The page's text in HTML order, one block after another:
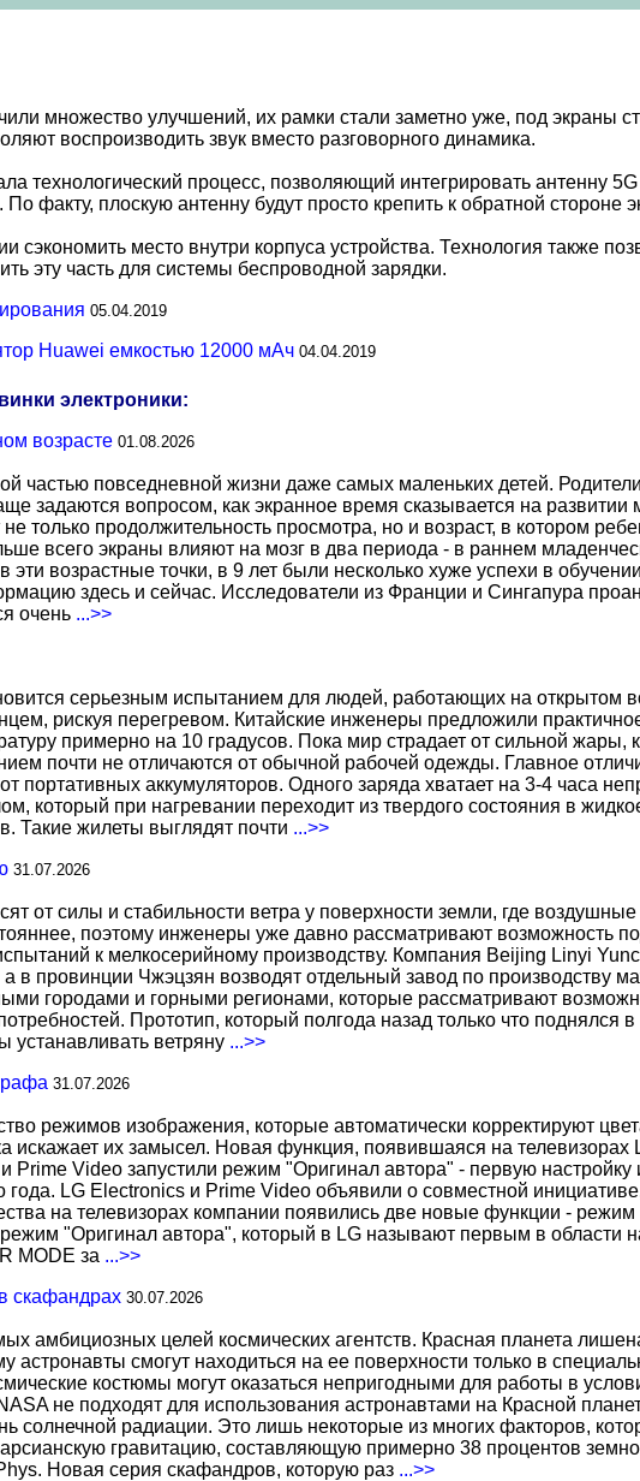
множество улучшений, их рамки стали заметно уже, под экраны
воспроизводить звук вместо разговорного динамика.
технологический процесс, позволяющий интегрировать антенну
факту, плоскую антенну будут просто крепить к обратной стороне
место внутри корпуса устройства. Технология также
эту часть для системы беспроводной зарядки.
05.04.2019
Huawei емкостью 12000 мАч 04.04.2019
электроники:
возрасте 01.08.2026
повседневной жизни даже самых маленьких детей.
задаются вопросом, как экранное время сказывается на
только продолжительность просмотра, но и возраст, в котором
всего экраны влияют на мозг в два периода - в раннем
возрастные точки, в 9 лет были несколько хуже успехи в
здесь и сейчас. Исследователи из Франции и Сингапура
очень ...>>
серьезным испытанием для людей, работающих на открытом
рискуя перегревом. Китайские инженеры предложили
примерно на 10 градусов. Пока мир страдает от сильной
почти не отличаются от обычной рабочей одежды. Главное
портативных аккумуляторов. Одного заряда хватает на 3-4 часа
который при нагревании переходит из твердого состояния в
Такие жилеты выглядят почти ...>>
31.07.2026
от силы и стабильности ветра у поверхности земли, где
поэтому инженеры уже давно рассматривают возможность
к мелкосерийному производству. Компания Beijing Linyi
в провинции Чжэцзян возводят отдельный завод по производству
городами и горными регионами, которые рассматривают
Прототип, который полгода назад только что
устанавливать ветряну ...>>
31.07.2026
режимов изображения, которые автоматически корректируют
искажает их замысел. Новая функция, появившаяся на
Prime Video запустили режим "Оригинал автора" - первую
года. LG Electronics и Prime Video объявили о совместной
на телевизорах компании появились две новые функции -
"Оригинал автора", который в LG называют первым в области
MODE за ...>>
скафандрах 30.07.2026
амбициозных целей космических агентств. Красная планета
астронавты смогут находиться на ее поверхности только в
костюмы могут оказаться непригодными для работы в
не подходят для использования астронавтами на Красной
солнечной радиации. Это лишь некоторые из многих факторов,
гравитацию, составляющую примерно 38 процентов
Новая серия скафандров, которую раз ...>>